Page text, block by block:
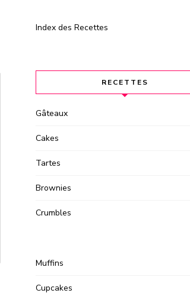
Index des Recettes
RECETTES
Gâteaux
Cakes
Tartes
Brownies
Crumbles
Muffins
Cupcakes